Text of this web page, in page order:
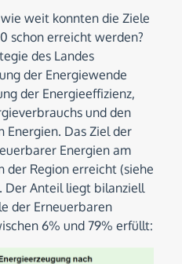
weit konnten die Ziele
schon erreicht werden?
des Landes
der Energiewende
der Energieeffizienz,
und den
Energien. Das Ziel der
Energien am
Region erreicht (siehe
Der Anteil liegt bilanziell
der Erneuerbaren
6% und 79% erfüllt: